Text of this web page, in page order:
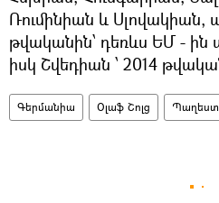
Ռումինիան և Սլովակիան,
թվականին՝ դեռևս ԵՄ - ին
իսկ Շվեդիան ՝ 2014
Գերմանիա Օլաֆ Շոլց